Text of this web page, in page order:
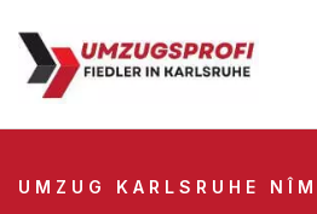
UMZUG KARLSRUHE